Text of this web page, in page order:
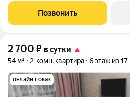
Окна выходят во двор,
Позвонить
2 700 ₽ в сутки
54 м² 2-комн. квартира 6 этаж из 17
онлайн показ